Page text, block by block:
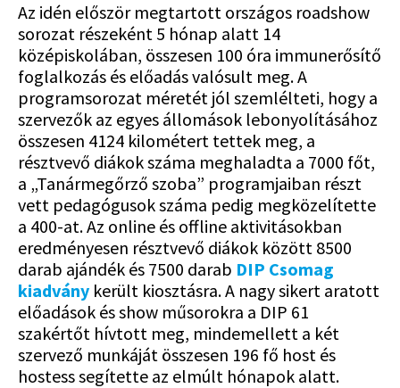
Az idén először megtartott országos roadshow
sorozat részeként 5 hónap alatt 14
középiskolában, összesen 100 óra immunerősítő
foglalkozás és előadás valósult meg. A
programsorozat méretét jól szemlélteti, hogy a
szervezők az egyes állomások lebonyolításához
összesen 4124 kilométert tettek meg, a
résztvevő diákok száma meghaladta a 7000 főt,
a „Tanármegőrző szoba” programjaiban részt
vett pedagógusok száma pedig megközelítette
a 400-at. Az online és offline aktivitásokban
eredményesen résztvevő diákok között 8500
darab ajándék és 7500 darab DIP Csomag
kiadvány került kiosztásra. A nagy sikert aratott
előadások és show műsorokra a DIP 61
szakértőt hívtott meg, mindemellett a két
szervező munkáját összesen 196 fő host és
hostess segítette az elmúlt hónapok alatt.